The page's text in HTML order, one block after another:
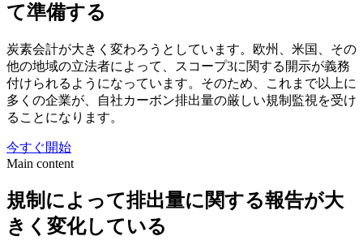
て準備する
炭素会計が大きく変わろうとしています。欧州、米国、その
他の地域の立法者によって、スコープ3に関する開示が義務
付けられるようになっています。そのため、これまで以上に
多くの企業が、自社カーボン排出量の厳しい規制監視を受け
ることになります。
今すぐ開始
Main content
規制によって排出量に関する報告が大
きく変化している